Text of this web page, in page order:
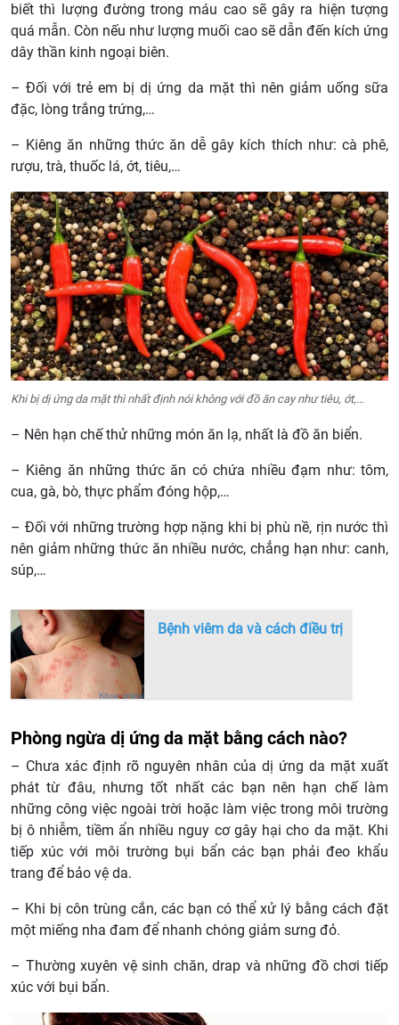
biết thì lượng đường trong máu cao sẽ gây ra hiện tượng
quá mẫn. Còn nếu như lượng muối cao sẽ dẫn đến kích ứng
dây thần kinh ngoại biên.
– Đối với trẻ em bị dị ứng da mặt thì nên giảm uống sữa
đặc, lòng trắng trứng,…
– Kiêng ăn những thức ăn dễ gây kích thích như: cà phê,
rượu, trà, thuốc lá, ớt, tiêu,…
Khi bị dị ứng da mặt thì nhất định nói không với đồ ăn cay như tiêu, ớt,…
– Nên hạn chế thử những món ăn lạ, nhất là đồ ăn biển.
– Kiêng ăn những thức ăn có chứa nhiều đạm như: tôm,
cua, gà, bò, thực phẩm đóng hộp,…
– Đối với những trường hợp nặng khi bị phù nề, rịn nước thì
nên giảm những thức ăn nhiều nước, chẳng hạn như: canh,
súp,…
Bệnh viêm da và cách điều trị
Phòng ngừa dị ứng da mặt bằng cách nào?
– Chưa xác định rõ nguyên nhân của dị ứng da mặt xuất
phát từ đâu, nhưng tốt nhất các bạn nên hạn chế làm
những công việc ngoài trời hoặc làm việc trong môi trường
bị ô nhiễm, tiềm ẩn nhiều nguy cơ gây hại cho da mặt. Khi
tiếp xúc với môi trường bụi bẩn các bạn phải đeo khẩu
trang để bảo vệ da.
– Khi bị côn trùng cắn, các bạn có thể xử lý bằng cách đặt
một miếng nha đam để nhanh chóng giảm sưng đỏ.
– Thường xuyên vệ sinh chăn, drap và những đồ chơi tiếp
xúc với bụi bẩn.